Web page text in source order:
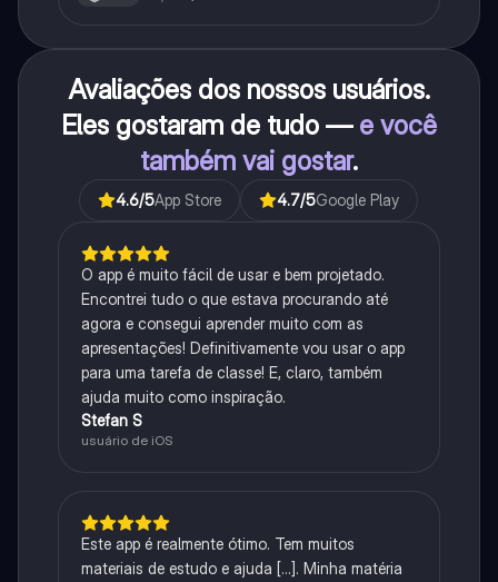
Avaliações dos nossos usuários.
Eles gostaram de tudo — e você
também vai gostar.
4.6/5App Store 4.7/5Google Play
O app é muito fácil de usar e bem projetado.
Encontrei tudo o que estava procurando até
agora e consegui aprender muito com as
apresentações! Definitivamente vou usar o app
para uma tarefa de classe! E, claro, também
ajuda muito como inspiração.
Stefan S
usuário de iOS
Este app é realmente ótimo. Tem muitos
materiais de estudo e ajuda [...]. Minha matéria